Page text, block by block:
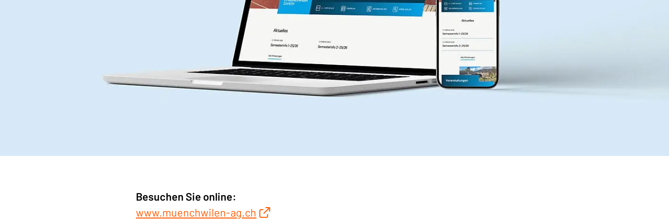
Besuchen Sie online:
www.muenchwilen-ag.ch